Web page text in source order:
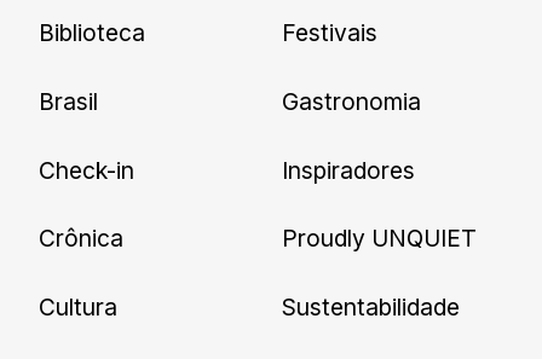
Biblioteca
Brasil
Check-in
Crônica
Cultura
Festivais
Gastronomia
Inspiradores
Proudly UNQUIET
Sustentabilidade